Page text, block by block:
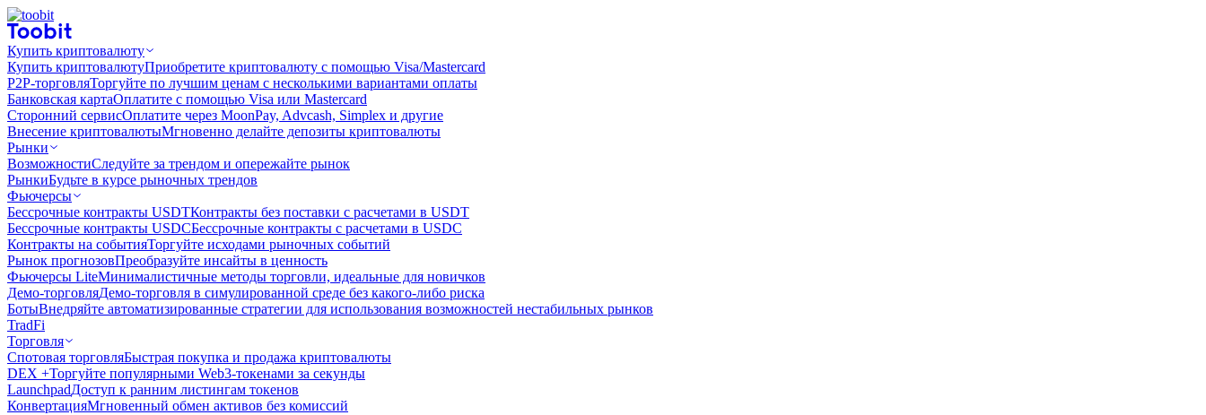
Купить криптовалюту
Купить криптовалютуПриобретите криптовалюту с помощью Visa/Mastercard
P2P-торговляТоргуйте по лучшим ценам с несколькими вариантами оплаты
Банковская картаОплатите с помощью Visa или Mastercard
Сторонний сервисОплатите через MoonPay, Advcash, Simplex и другие
Внесение криптовалютыМгновенно делайте депозиты криптовалюты
Рынки
ВозможностиСледуйте за трендом и опережайте рынок
РынкиБудьте в курсе рыночных трендов
Фьючерсы
Бессрочные контракты USDTКонтракты без поставки с расчетами в USDT
Бессрочные контракты USDCБессрочные контракты с расчетами в USDC
Контракты на событияТоргуйте исходами рыночных событий
Рынок прогнозовПреобразуйте инсайты в ценность
Фьючерсы LiteМинималистичные методы торговли, идеальные для новичков
Демо-торговляДемо-торговля в симулированной среде без какого-либо риска
БотыВнедряйте автоматизированные стратегии для использования возможностей нестабильных рынков
TradFi
Торговля
Спотовая торговляБыстрая покупка и продажа криптовалюты
DEX +Торгуйте популярными Web3-токенами за секунды
LaunchpadДоступ к ранним листингам токенов
КонвертацияМгновенный обмен активов без комиссий